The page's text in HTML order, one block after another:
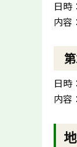
日時
内容
日時
内容